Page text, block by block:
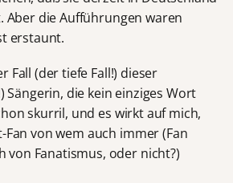
Aber die Aufführungen waren
erstaunt.
Fall (der tiefe Fall!) dieser
Sängerin, die kein einziges Wort
skurril, und es wirkt auf mich,
von wem auch immer (Fan
von Fanatismus, oder nicht?)